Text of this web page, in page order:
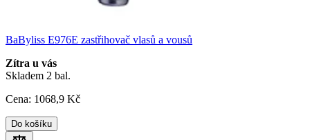
BaByliss E976E zastřihovač vlasů a vousů
Zítra u vás
Skladem 2 bal.
Cena: 1068,9 Kč
Do košíku